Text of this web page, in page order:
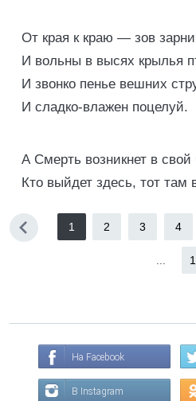
От края к краю — зов
И вольны в высях крылья
И звонко пенье вешних
И сладко-влажен поцелуй.
А Смерть возникнет в
Кто выйдет здесь, тот там
1 2 3 4
На Facebook
В Instagram